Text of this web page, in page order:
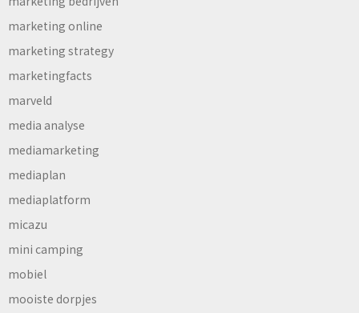
marketing online
marketing strategy
marketingfacts
marveld
media analyse
mediamarketing
mediaplan
mediaplatform
micazu
mini camping
mobiel
mooiste dorpjes